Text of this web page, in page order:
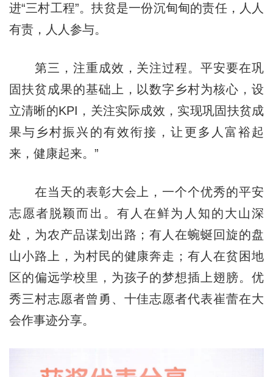
进“三村工程”。扶贫是一份沉甸甸的责任，人人
有责，人人参与。
第三，注重成效，关注过程。平安要在巩
固扶贫成果的基础上，以数字乡村为核心，设
立清晰的KPI，关注实际成效，实现巩固扶贫成
果与乡村振兴的有效衔接，让更多人富裕起
来，健康起来。”
在当天的表彰大会上，一个个优秀的平安
志愿者脱颖而出。有人在鲜为人知的大山深
处，为农产品谋划出路；有人在蜿蜒回旋的盘
山小路上，为村民的健康奔走；有人在贫困地
区的偏远学校里，为孩子的梦想插上翅膀。优
秀三村志愿者曾勇、十佳志愿者代表崔蕾在大
会作事迹分享。